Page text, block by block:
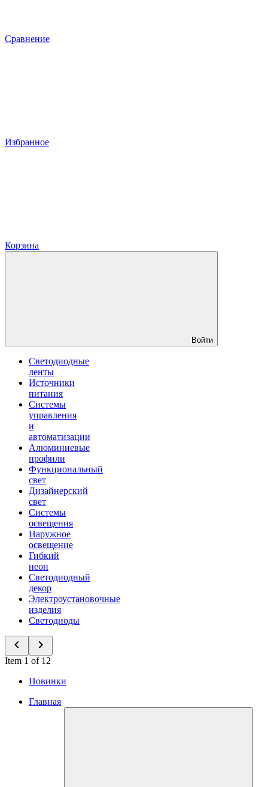
Сравнение
Избранное
Корзина
Войти
Светодиодные
ленты
Источники
питания
Системы
управления
и
автоматизации
Алюминиевые
профили
Функциональный
свет
Дизайнерский
свет
Системы
освещения
Наружное
освещение
Гибкий
неон
Светодиодный
декор
Электроустановочные
изделия
Светодиоды
Item 1 of 12
Новинки
Главная